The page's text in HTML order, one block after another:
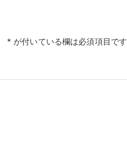
* が付いている欄は必須項目です